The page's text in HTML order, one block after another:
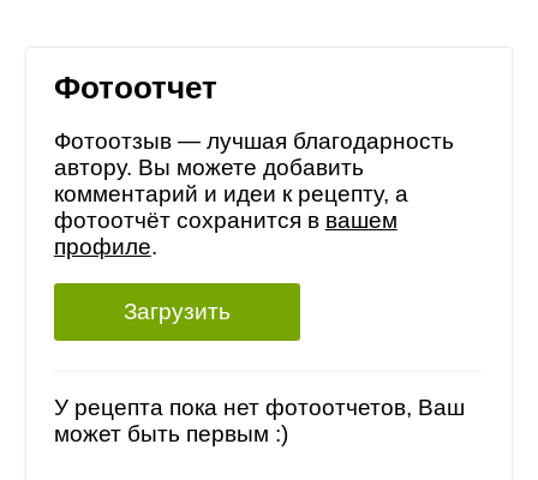
Фотоотчет
Фотоотзыв — лучшая благодарность
автору. Вы можете добавить
комментарий и идеи к рецепту, а
фотоотчёт сохранится в вашем
профиле.
Загрузить
У рецепта пока нет фотоотчетов, Ваш
может быть первым :)